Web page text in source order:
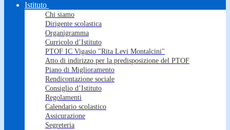
Istituto
Chi siamo
Dirigente scolastica
Organigramma
Curricolo d’Istituto
PTOF IC Vigasio "Rita Levi Montalcini"
Atto di indirizzo per la predisposizione del PTOF
Piano di Miglioramento
Rendicontazione sociale
Consiglio d’Istituto
Regolamenti
Calendario scolastico
Assicurazione
Segreteria